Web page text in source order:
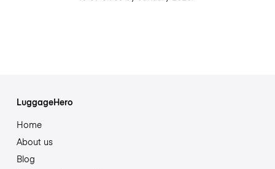
LuggageHero
Home
About us
Blog